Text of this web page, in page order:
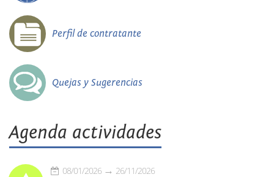
Perfil de contratante
Quejas y Sugerencias
Agenda actividades
08/01/2026 26/11/2026